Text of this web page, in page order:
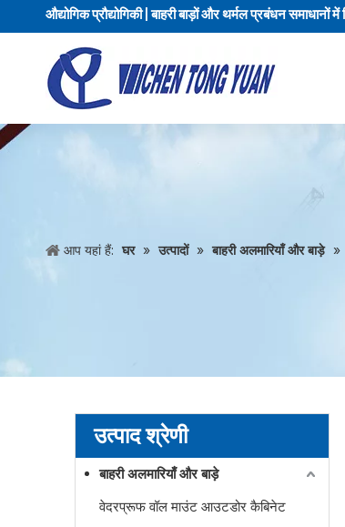
औद्योगिक प्रौद्योगिकी | बाहरी बाड़ों और थर्मल प्रबंधन समाधानों में
आप यहां हैं: घर » उत्पादों » बाहरी अलमारियाँ और बाड़े »
उत्पाद श्रेणी
बाहरी अलमारियाँ और बाड़े
वेदरप्रूफ वॉल माउंट आउटडोर कैबिनेट